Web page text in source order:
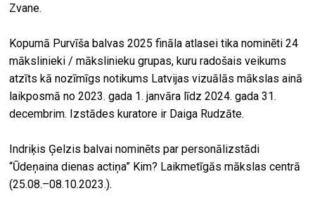
Zvane.
Kopumā Purvīša balvas 2025 fināla atlasei tika nominēti 24
mākslinieki / mākslinieku grupas, kuru radošais veikums
atzīts kā nozīmīgs notikums Latvijas vizuālās mākslas ainā
laikposmā no 2023. gada 1. janvāra līdz 2024. gada 31.
decembrim. Izstādes kuratore ir Daiga Rudzāte.
Indriķis Ģelzis balvai nominēts par personālizstādi
“Ūdeņaina dienas actiņa” Kim? Laikmetīgās mākslas centrā
(25.08.–08.10.2023.).